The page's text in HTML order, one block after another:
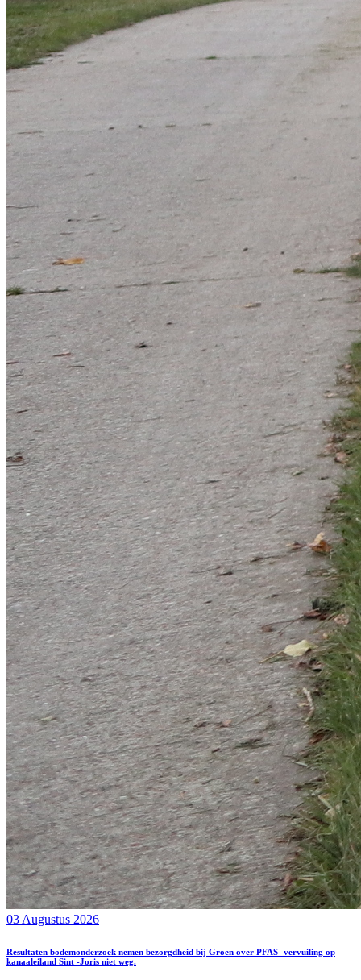
03 Augustus 2026
Resultaten bodemonderzoek nemen bezorgdheid bij Groen over PFAS- vervuiling op
kanaaleiland Sint -Joris niet weg.